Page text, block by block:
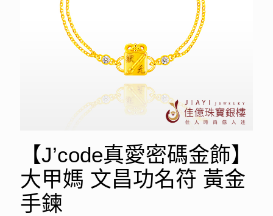
【J’code真愛密碼金飾】
大甲媽 文昌功名符 黃金
手鍊